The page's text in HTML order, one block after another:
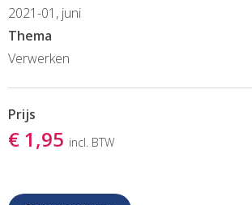
2021-01, juni
Thema
Verwerken
Prijs
€ 1,95 incl. BTW